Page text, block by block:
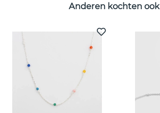
Anderen kochten ook